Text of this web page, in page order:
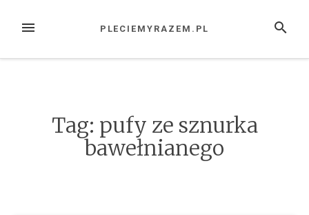
MENU SZUKAJ
PLECIEMYRAZEM.PL
Tag: pufy ze sznurka
bawełnianego